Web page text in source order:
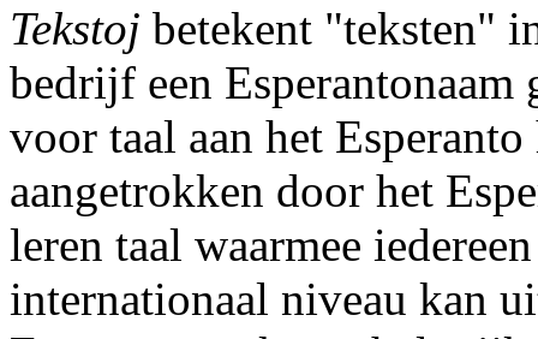
Tekstoj betekent "teksten"
bedrijf een
voor taal aan het
aangetrokken door het
leren taal waarmee
internationaal niveau kan